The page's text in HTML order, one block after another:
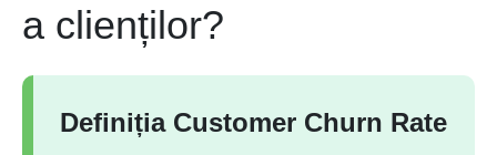
a clienților?
Definiția Customer Churn Rate